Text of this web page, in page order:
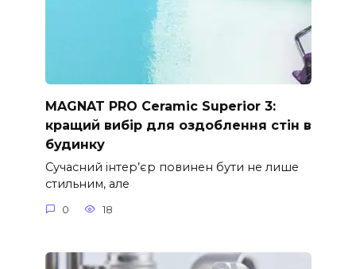
MAGNAT PRO Ceramic Superior 3:
кращий вибір для оздоблення стін в
будинку
Сучасний інтер’єр повинен бути не лише
стильним, але
0 18